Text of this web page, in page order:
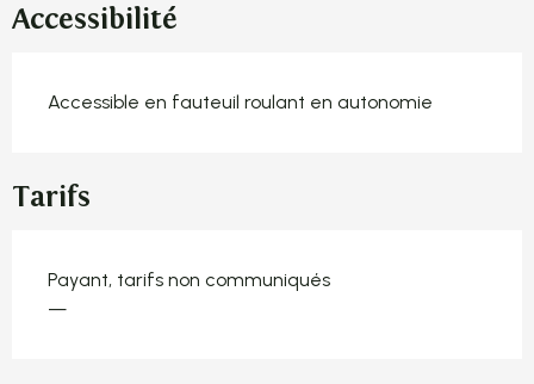
Accessibilité
Accessible en fauteuil roulant en autonomie
Tarifs
Payant, tarifs non communiqués
—